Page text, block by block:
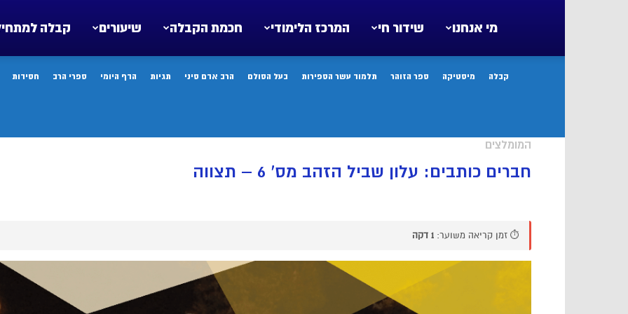
קבלה שיעורים חכמת הקבלה המרכז הלימודי שידור חי מי אנחנו
קבלה מיסטיקה ספר הזוהר תלמוד עשר הספירות בעל הסולם הרב אדם סיני תגיות הדף היומי ספרי הרב חסידות
המומלצים
חברים כותבים: עלון שביל הזהב מס’ 6 – תצווה
⏱️ זמן קריאה משוער: 1 דקה